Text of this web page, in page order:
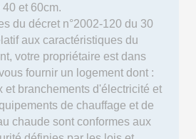
et 60cm.
du décret n°2002-120 du 30
aux caractéristiques du
votre propriétaire est dans
fournir un logement dont :
et branchements d'électricité et
de chauffage et de
chaude sont conformes aux